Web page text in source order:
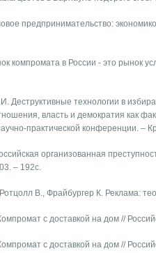
предпринимательство:
компромата в России - это рынок
Деструктивные технологии в
власть и демократия как
практической конференции. –
организованная
– 192с.
В., Фрайбургер К. Реклама:
с доставкой на дом //
с доставкой на дом //